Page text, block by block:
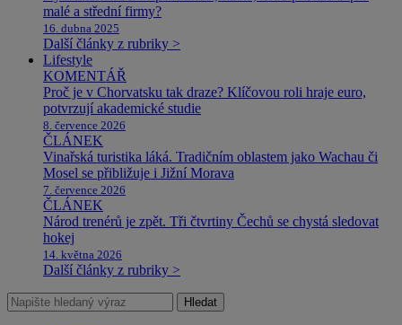
malé a střední firmy?
16. dubna 2025
Další články z rubriky >
Lifestyle
KOMENTÁŘ
Proč je v Chorvatsku tak draze? Klíčovou roli hraje euro,
potvrzují akademické studie
8. července 2026
ČLÁNEK
Vinařská turistika láká. Tradičním oblastem jako Wachau či
Mosel se přibližuje i Jižní Morava
7. července 2026
ČLÁNEK
Národ trenérů je zpět. Tři čtvrtiny Čechů se chystá sledovat
hokej
14. května 2026
Další články z rubriky >
Hledat